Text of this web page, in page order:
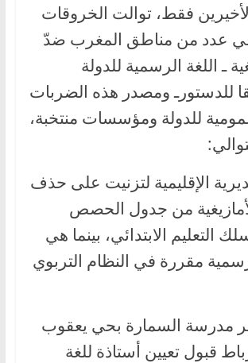
فقط، توالت الخروقات
في عدد من مناطق المغرب ضدّ
ـ اللغة الرسمية للدولة
للدستورـ ومصدر هذه الضربات
للدولة ومؤسسات منتخبة،
الإقليمية لتزنيت على حذف
من جدول الحصص
التعليم الابتدائي، بينما هي
مقررة في النظام التربوي
مدرسة السمارة بحي يعقوب
قبول تعيين أستاذة للغة